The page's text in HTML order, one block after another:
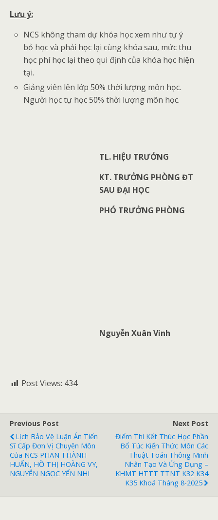
Lưu ý:
NCS không tham dự khóa học xem như tự ý
bỏ học và phải học lại cùng khóa sau, mức thu
học phí học lại theo qui định của khóa học hiện
tại.
Giảng viên lên lớp 50% thời lượng môn học.
Người học tự học 50% thời lượng môn học.
TL. HIỆU TRƯỞNG
KT. TRƯỞNG PHÒNG ĐT
SAU ĐẠI HỌC
PHÓ TRƯỞNG PHÒNG
Nguyễn Xuân Vinh
Post Views: 434
Previous Post
Lịch Bảo Vệ Luận Án Tiến
Sĩ Cấp Đơn Vị Chuyên Môn
Của NCS PHAN THÀNH
HUẤN, HỒ THỊ HOÀNG VY,
NGUYỄN NGỌC YẾN NHI
Next Post
Điểm Thi Kết Thúc Học Phần
Bổ Túc Kiến Thức Môn Các
Thuật Toán Thông Minh
Nhân Tạo Và Ứng Dụng –
KHMT HTTT TTNT K32 K34
K35 Khoá Tháng 8-2025